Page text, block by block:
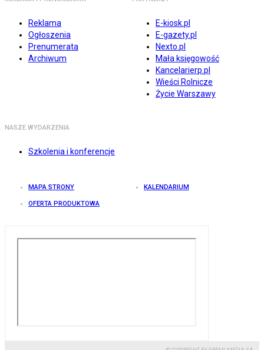
Reklama
Ogłoszenia
Prenumerata
Archiwum
E-kiosk.pl
E-gazety.pl
Nexto.pl
Mała księgowość
Kancelarierp.pl
Wieści Rolnicze
Życie Warszawy
NASZE WYDARZENIA
Szkolenia i konferencje
MAPA STRONY KALENDARIUM
OFERTA PRODUKTOWA